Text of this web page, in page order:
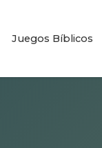
Juegos Bíblicos